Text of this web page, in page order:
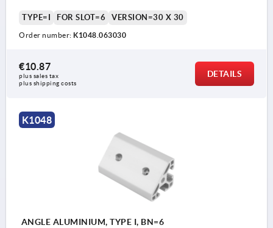
TYPE=I FOR SLOT=6 VERSION=30 X 30
Order number: K1048.063030
€10.87
plus sales tax
plus shipping costs
DETAILS
K1048
ANGLE ALUMINIUM, TYPE I, BN=6